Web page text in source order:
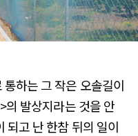
하는 그 작은 오솔길이
의 발상지라는 것을 안
되고 난 한참 뒤의 일이